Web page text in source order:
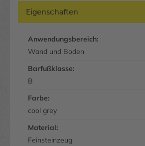
Eigenschaften
Anwendungsbereich:
Wand und Boden
Barfußklasse:
B
Farbe:
cool grey
Material:
Feinsteinzeug